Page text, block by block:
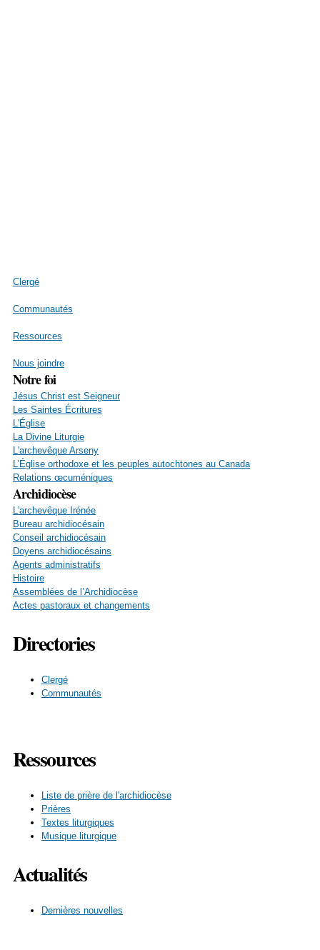
Clergé
Communautés
Ressources
Nous joindre
Notre foi
Jésus Christ est Seigneur
Les Saintes Écritures
L'Église
La Divine Liturgie
L'archevêque Arseny
L’Église orthodoxe et les peuples autochtones au Canada
Relations œcuméniques
Archidiocèse
L'archevêque Irénée
Bureau archidiocésain
Conseil archidiocésain
Doyens archidiocésains
Agents administratifs
Histoire
Assemblées de l’Archidiocèse
Actes pastoraux et changements
Directories
Clergé
Communautés
Ressources
Liste de prière de l'archidiocèse
Prières
Textes liturgiques
Musique liturgique
Actualités
Dernières nouvelles